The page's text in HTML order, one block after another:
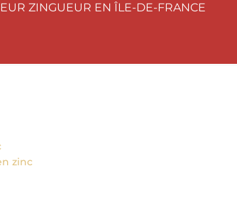
ZINGUEUR EN ÎLE-DE-FRANCE
zinc